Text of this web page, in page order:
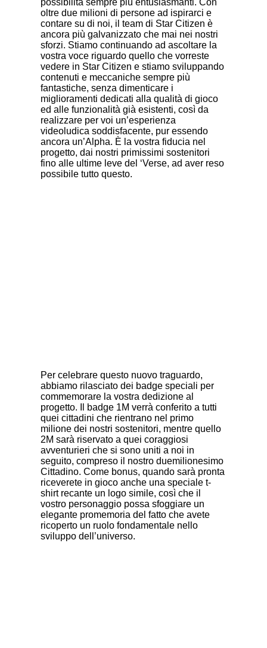
oltre due milioni di persone ad ispirarci e
contare su di noi, il team di Star Citizen è
ancora più galvanizzato che mai nei nostri
sforzi. Stiamo continuando ad ascoltare la
vostra voce riguardo quello che vorreste
vedere in Star Citizen e stiamo sviluppando
contenuti e meccaniche sempre più
fantastiche, senza dimenticare i
miglioramenti dedicati alla qualità di gioco
ed alle funzionalità già esistenti, così da
realizzare per voi un’esperienza
videoludica soddisfacente, pur essendo
ancora un’Alpha. È la vostra fiducia nel
progetto, dai nostri primissimi sostenitori
fino alle ultime leve del ‘Verse, ad aver reso
possibile tutto questo.
Per celebrare questo nuovo traguardo,
abbiamo rilasciato dei badge speciali per
commemorare la vostra dedizione al
progetto. Il badge 1M verrà conferito a tutti
quei cittadini che rientrano nel primo
milione dei nostri sostenitori, mentre quello
2M sarà riservato a quei coraggiosi
avventurieri che si sono uniti a noi in
seguito, compreso il nostro duemilionesimo
Cittadino. Come bonus, quando sarà pronta
riceverete in gioco anche una speciale t-
shirt recante un logo simile, così che il
vostro personaggio possa sfoggiare un
elegante promemoria del fatto che avete
ricoperto un ruolo fondamentale nello
sviluppo dell’universo.